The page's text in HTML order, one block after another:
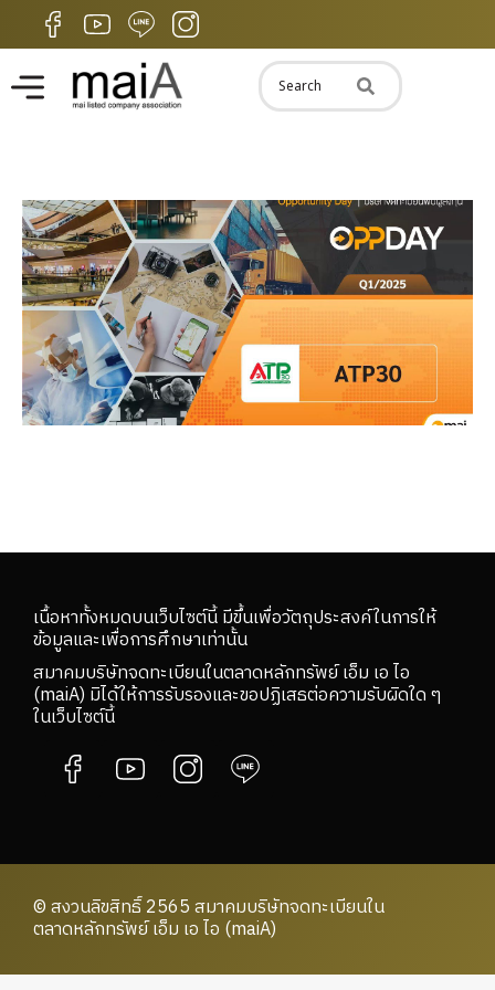
เนื้อหาทั้งหมดบนเว็บไซต์นี้ มีขึ้นเพื่อวัตถุประสงค์ในการให้
ข้อมูลและเพื่อการศึกษาเท่านั้น
สมาคมบริษัทจดทะเบียนในตลาดหลักทรัพย์ เอ็ม เอ ไอ
(maiA) มิได้ให้การรับรองและขอปฏิเสธต่อความรับผิดใด ๆ
ในเว็บไซต์นี้
© สงวนลิขสิทธิ์ 2565 สมาคมบริษัทจดทะเบียนใน
ตลาดหลักทรัพย์ เอ็ม เอ ไอ (maiA)